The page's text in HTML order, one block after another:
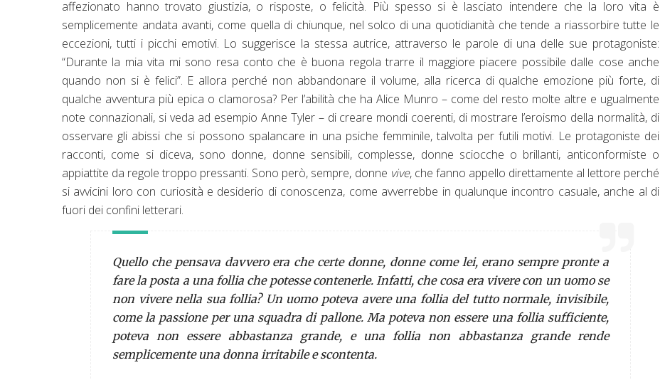
affezionato hanno trovato giustizia, o risposte, o felicità. Più spesso si è lasciato intendere che la loro vita è
semplicemente andata avanti, come quella di chiunque, nel solco di una quotidianità che tende a riassorbire tutte le
eccezioni, tutti i picchi emotivi. Lo suggerisce la stessa autrice, attraverso le parole di una delle sue protagoniste:
“Durante la mia vita mi sono resa conto che è buona regola trarre il maggiore piacere possibile dalle cose anche
quando non si è felici”. E allora perché non abbandonare il volume, alla ricerca di qualche emozione più forte, di
qualche avventura più epica o clamorosa? Per l’abilità che ha Alice Munro – come del resto molte altre e ugualmente
note connazionali, si veda ad esempio Anne Tyler – di creare mondi coerenti, di mostrare l’eroismo della normalità, di
osservare gli abissi che si possono spalancare in una psiche femminile, talvolta per futili motivi. Le protagoniste dei
racconti, come si diceva, sono donne, donne sensibili, complesse, donne sciocche o brillanti, anticonformiste o
appiattite da regole troppo pressanti. Sono però, sempre, donne vive, che fanno appello direttamente al lettore perché
si avvicini loro con curiosità e desiderio di conoscenza, come avverrebbe in qualunque incontro casuale, anche al di
fuori dei confini letterari.
Quello che pensava davvero era che certe donne, donne come lei, erano sempre pronte a
fare la posta a una follia che potesse contenerle. Infatti, che cosa era vivere con un uomo se
non vivere nella sua follia? Un uomo poteva avere una follia del tutto normale, invisibile,
come la passione per una squadra di pallone. Ma poteva non essere una follia sufficiente,
poteva non essere abbastanza grande, e una follia non abbastanza grande rende
semplicemente una donna irritabile e scontenta.